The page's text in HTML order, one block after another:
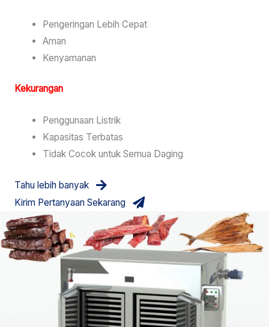
Pengeringan Lebih Cepat
Aman
Kenyamanan
Kekurangan
Penggunaan Listrik
Kapasitas Terbatas
Tidak Cocok untuk Semua Daging
Tahu lebih banyak
Kirim Pertanyaan Sekarang